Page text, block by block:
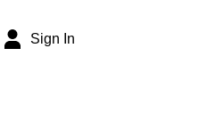
Sign In